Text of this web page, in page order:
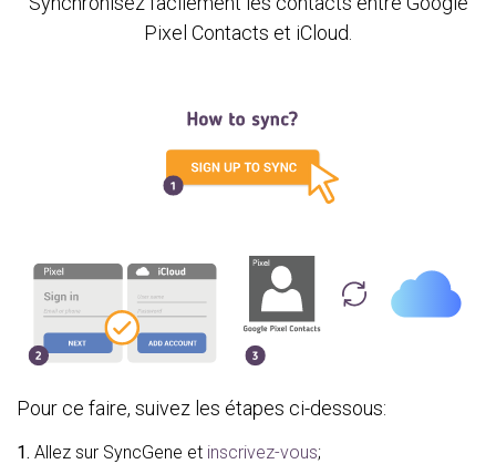
Pixel Contacts et iCloud.
Pour ce faire, suivez les étapes ci-dessous:
1. Allez sur SyncGene et inscrivez-vous;